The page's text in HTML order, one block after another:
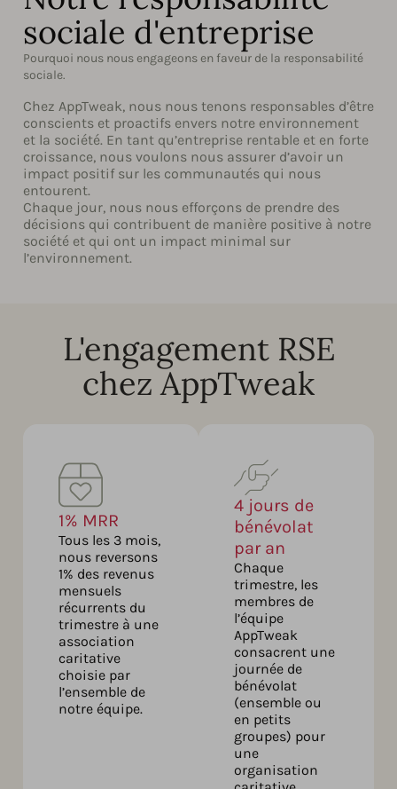
sociale d'entreprise
Pourquoi nous nous engageons en faveur de la responsabilité
sociale.
Chez AppTweak, nous nous tenons responsables d’être
conscients et proactifs envers notre environnement
et la société. En tant qu’entreprise rentable et en forte
croissance, nous voulons nous assurer d’avoir un
impact positif sur les communautés qui nous
entourent.
Chaque jour, nous nous efforçons de prendre des
décisions qui contribuent de manière positive à notre
société et qui ont un impact minimal sur
l’environnement.
L'engagement RSE
chez AppTweak
1% MRR
Tous les 3 mois,
nous reversons
1% des revenus
mensuels
récurrents du
trimestre à une
association
caritative
choisie par
l’ensemble de
notre équipe.
4 jours de
bénévolat
par an
Chaque
trimestre, les
membres de
l’équipe
AppTweak
consacrent une
journée de
bénévolat
(ensemble ou
en petits
groupes) pour
une
organisation